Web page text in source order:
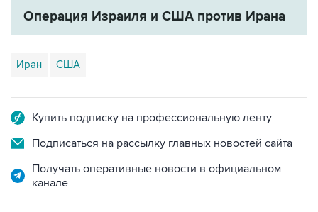
Иран США
Подписаться на рассылку главных новостей сайта
Получать оперативные новости в официальном